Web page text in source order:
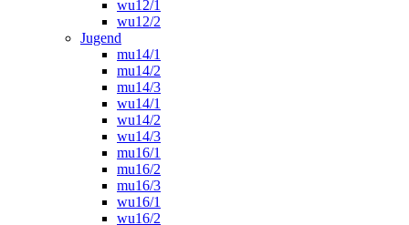
wu12/1
wu12/2
Jugend
mu14/1
mu14/2
mu14/3
wu14/1
wu14/2
wu14/3
mu16/1
mu16/2
mu16/3
wu16/1
wu16/2